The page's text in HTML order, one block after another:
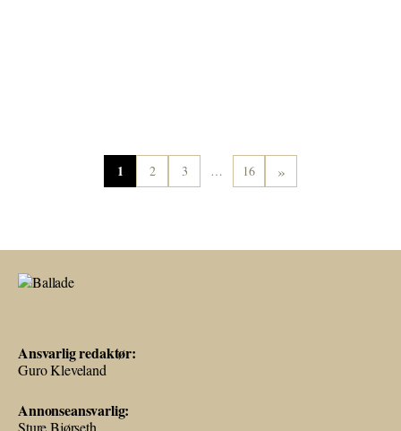
1 2 3 … 16 »
Ansvarlig redaktør:
Guro Kleveland
Annonseansvarlig:
Sture Bjørseth